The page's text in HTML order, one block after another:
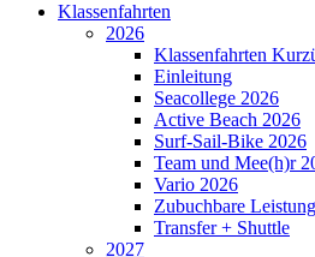
Klassenfahrten
2026
Klassenfahrten
Einleitung
Seacollege 2026
Active Beach 2026
Surf-Sail-Bike 2026
Team und Mee(h)r
Vario 2026
Zubuchbare
Transfer + Shuttle
2027